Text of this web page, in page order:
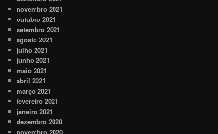
novembro 2021
outubro 2021
setembro 2021
agosto 2021
julho 2021
junho 2021
maio 2021
abril 2021
março 2021
fevereiro 2021
janeiro 2021
dezembro 2020
novembro 2020